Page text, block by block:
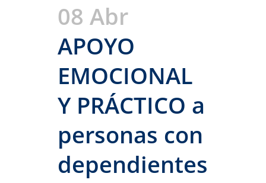
08 Abr
APOYO
EMOCIONAL
Y PRÁCTICO a
personas con
dependientes